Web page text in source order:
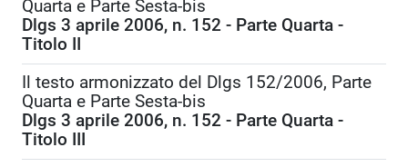
Quarta e Parte Sesta-bis
Dlgs 3 aprile 2006, n. 152 - Parte Quarta -
Titolo II
Il testo armonizzato del Dlgs 152/2006, Parte
Quarta e Parte Sesta-bis
Dlgs 3 aprile 2006, n. 152 - Parte Quarta -
Titolo III